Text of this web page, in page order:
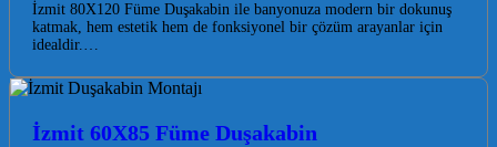
İzmit 80X120 Füme Duşakabin ile banyonuza modern bir dokunuş
katmak, hem estetik hem de fonksiyonel bir çözüm arayanlar için
idealdir.…
İzmit 60X85 Füme Duşakabin